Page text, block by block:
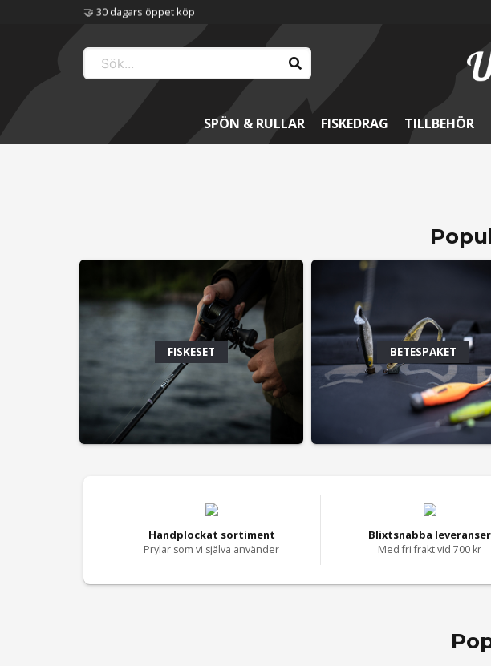
🤝 30 dagars öppet köp
SPÖN & RULLAR FISKEDRAG TILLBEHÖR
Utklasad HyperNaz Alien & Ghost Braid
FISKESET BETESPAKET
Handplockat sortiment
Prylar som vi själva använder
Blixtsnabba leveranser
Med fri frakt vid 700 kr